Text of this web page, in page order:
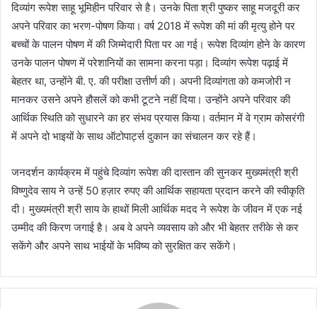
दिव्यांग रूपेश साहू भूमिहीन परिवार से है। उनके पिता श्री पुष्कर साहू मजदूरी कर
अपने परिवार का भरण-पोषण किया। वर्ष 2018 में रूपेश की मां की मृत्यु होने पर
बच्चों के पालन पोषण में की जिम्मेदारी पिता पर आ गई। रूपेश दिव्यांग होने के कारण
उनके पालन पोषण में परेशानियों का सामना करना पड़ा। दिव्यांग रूपेश पढ़ाई में
बेहतर था, उन्होंने बी. ए. की परीक्षा उत्तीर्ण की। अपनी दिव्यांगता को कमजोरी न
मानकर उसने अपने हौसलें को कभी टूटने नहीं दिया। उन्होंने अपने परिवार की
आर्थिक स्थिति को सुधारने का हर संभव प्रयास किया। वर्तमान में वे ग्राम कोसरंगी
में अपने दो भाइयों के साथ ऑटोपार्ट्स दुकान का संचालन कर रहे हैं।
जनदर्शन कार्यक्रम में पहुंचे दिव्यांग रूपेश की दास्तान की सुनकर मुख्यमंत्री श्री
विष्णुदेव साय ने उन्हें 50 हज़ार रुपए की आर्थिक सहायता प्रदान करने की स्वीकृति
दी। मुख्यमंत्री श्री साय के हाथों मिली आर्थिक मदद ने रूपेश के जीवन में एक नई
उम्मीद की किरण जगाई है। अब वे अपने व्यवसाय को और भी बेहतर तरीके से कर
सकेंगे और अपने साथ भाईयों के भविष्य को सुरक्षित कर सकेंगे।